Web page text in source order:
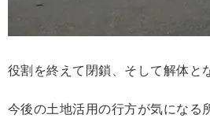
役割を終えて閉鎖、そして解体と
今後の土地活用の行方が気になる